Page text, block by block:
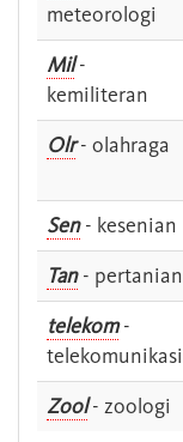
meteorologi
Mil-
kemiliteran
Olr- olahraga
Sen- kesenian
Tan- pertanian
telekom-
telekomunikasi
Zool- zoologi